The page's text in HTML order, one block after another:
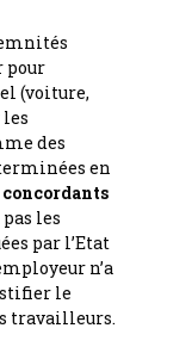
pour
(voiture,
des
en
les
par l’Etat
n’a
le
travailleurs.